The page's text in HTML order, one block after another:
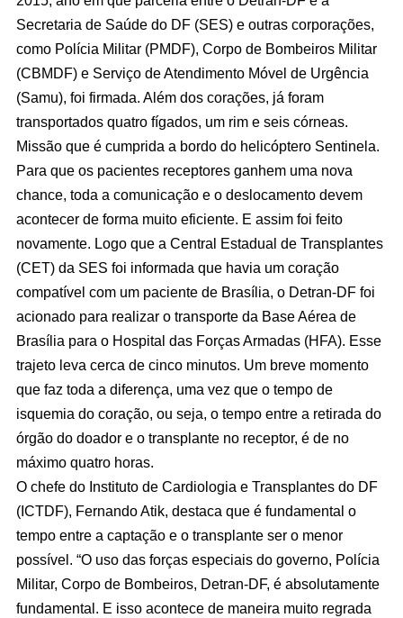
Secretaria de Saúde do DF (SES) e outras corporações,
como Polícia Militar (PMDF), Corpo de Bombeiros Militar
(CBMDF) e Serviço de Atendimento Móvel de Urgência
(Samu), foi firmada. Além dos corações, já foram
transportados quatro fígados, um rim e seis córneas.
Missão que é cumprida a bordo do helicóptero Sentinela.
Para que os pacientes receptores ganhem uma nova
chance, toda a comunicação e o deslocamento devem
acontecer de forma muito eficiente. E assim foi feito
novamente. Logo que a Central Estadual de Transplantes
(CET) da SES foi informada que havia um coração
compatível com um paciente de Brasília, o Detran-DF foi
acionado para realizar o transporte da Base Aérea de
Brasília para o Hospital das Forças Armadas (HFA). Esse
trajeto leva cerca de cinco minutos. Um breve momento
que faz toda a diferença, uma vez que o tempo de
isquemia do coração, ou seja, o tempo entre a retirada do
órgão do doador e o transplante no receptor, é de no
máximo quatro horas.
O chefe do Instituto de Cardiologia e Transplantes do DF
(ICTDF), Fernando Atik, destaca que é fundamental o
tempo entre a captação e o transplante ser o menor
possível. “O uso das forças especiais do governo, Polícia
Militar, Corpo de Bombeiros, Detran-DF, é absolutamente
fundamental. E isso acontece de maneira muito regrada